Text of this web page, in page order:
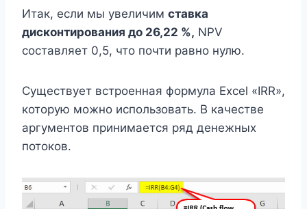
Итак, если мы увеличим ставка
дисконтирования до 26,22 %, NPV
составляет 0,5, что почти равно нулю.
Существует встроенная формула Excel «IRR»,
которую можно использовать. В качестве
аргументов принимается ряд денежных
потоков.